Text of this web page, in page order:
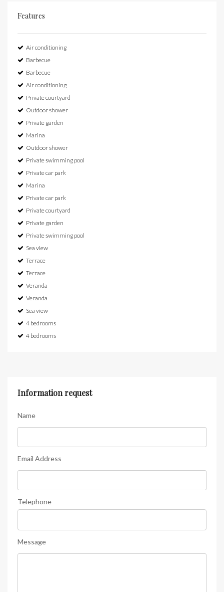
Features
Air conditioning
Barbecue
Barbecue
Air conditioning
Private courtyard
Outdoor shower
Private garden
Marina
Outdoor shower
Private swimming pool
Private car park
Marina
Private car park
Private courtyard
Private garden
Private swimming pool
Sea view
Terrace
Terrace
Veranda
Veranda
Sea view
4 bedrooms
4 bedrooms
Information request
Name
Email Address
Telephone
Message